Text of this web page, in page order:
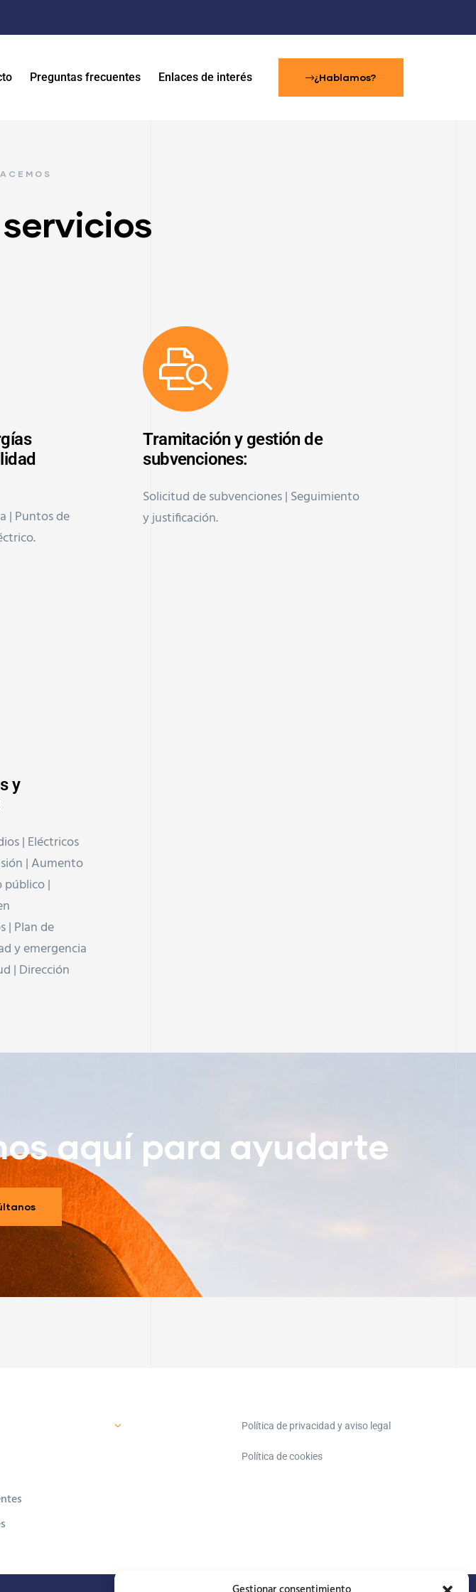
Preguntas frecuentes Enlaces de interés ¿Hablamos?
| Puntos de
Tramitación y gestión de
subvenciones:
Solicitud de subvenciones | Seguimiento
y justificación.
y
| Eléctricos
| Aumento
|
| Plan de
y emergencia
| Dirección
aquí para ayudarte
Política de privacidad y aviso legal
Política de cookies